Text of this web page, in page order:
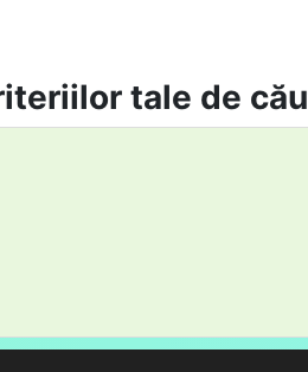
tale de